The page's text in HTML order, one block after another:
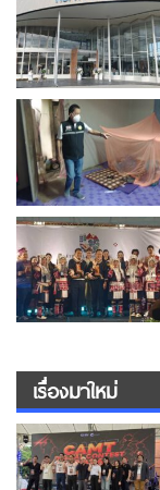
เรื่องมาใหม่